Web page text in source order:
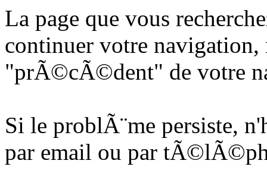
La page que vous
continuer votre
"prÃ©cÃ©dent" de votre
Si le problÃ¨me persiste,
par email ou par